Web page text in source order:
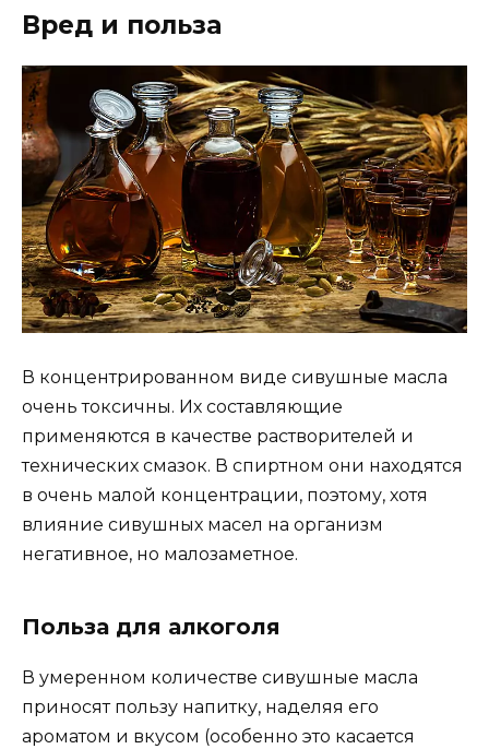
Вред и польза
В концентрированном виде сивушные масла
очень токсичны. Их составляющие
применяются в качестве растворителей и
технических смазок. В спиртном они находятся
в очень малой концентрации, поэтому, хотя
влияние сивушных масел на организм
негативное, но малозаметное.
Польза для алкоголя
В умеренном количестве сивушные масла
приносят пользу напитку, наделяя его
ароматом и вкусом (особенно это касается